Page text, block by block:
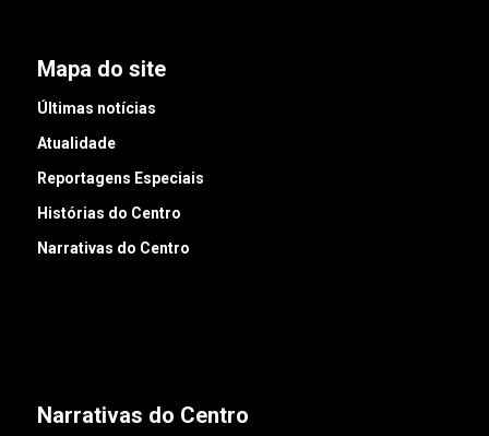
Mapa do site
Últimas notícias
Atualidade
Reportagens Especiais
Histórias do Centro
Narrativas do Centro
Narrativas do Centro